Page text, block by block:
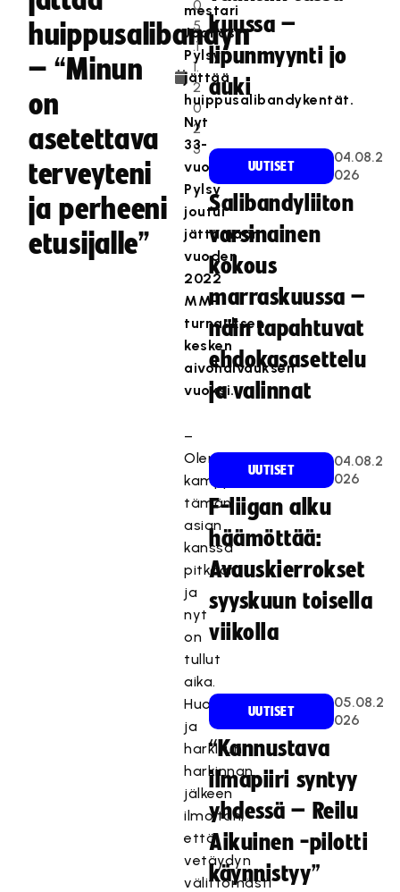
huippusalibandyn
– “Minun
on
asetettava
terveyteni
ja perheeni
etusijalle”
0
5
.1
1.
2
0
2
3
mestari
Joonas
Pylsy
jättää
huippusalibandykentät.
Nyt
33-
vuotias
Pylsy
joutui
jättämään
vuoden
2022
MM-
turnauksen
kesken
aivohalvauksen
vuoksi.
–
Olen
kamppaillut
tämän
asian
kanssa
pitkään,
ja
nyt
on
tullut
aika.
Huolellisen
ja
harkitun
harkinnan
jälkeen
ilmoitan,
että
vetäydyn
välittömästi
kuussa –
lipunmyynti jo
auki
UUTISET
04.08.2
026
Salibandyliiton
varsinainen
kokous
marraskuussa –
näin tapahtuvat
ehdokasasettelu
ja valinnat
UUTISET
04.08.2
026
F-liigan alku
häämöttää:
Avauskierrokset
syyskuun toisella
viikolla
UUTISET
05.08.2
026
“Kannustava
ilmapiiri syntyy
yhdessä – Reilu
Aikuinen -pilotti
käynnistyy”